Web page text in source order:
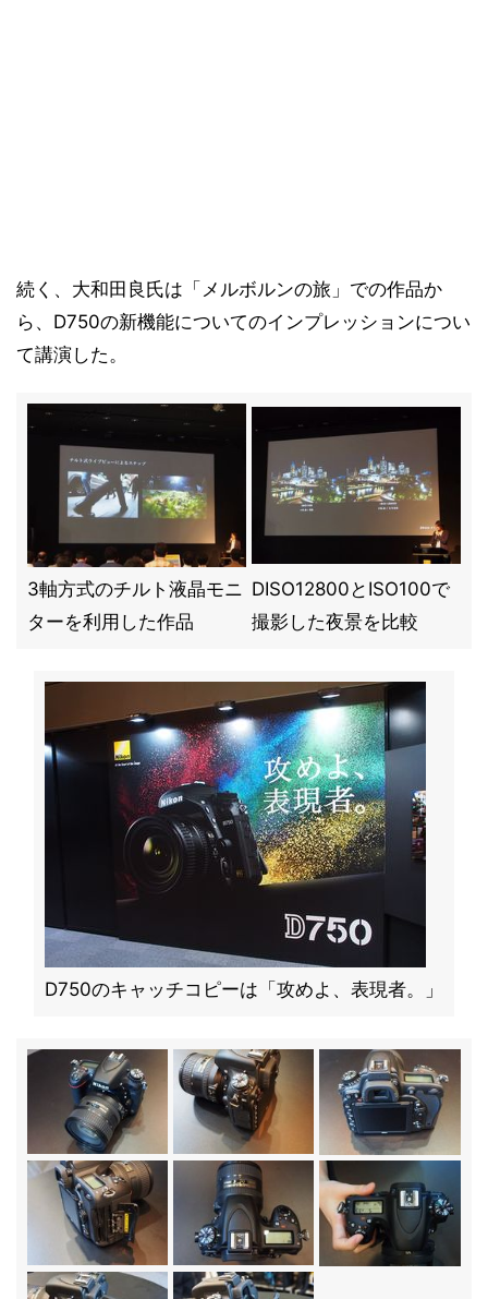
続く、大和田良氏は「メルボルンの旅」での作品か
ら、D750の新機能についてのインプレッションについ
て講演した。
3軸方式のチルト液晶モニ
ターを利用した作品
DISO12800とISO100で
撮影した夜景を比較
D750のキャッチコピーは「攻めよ、表現者。」